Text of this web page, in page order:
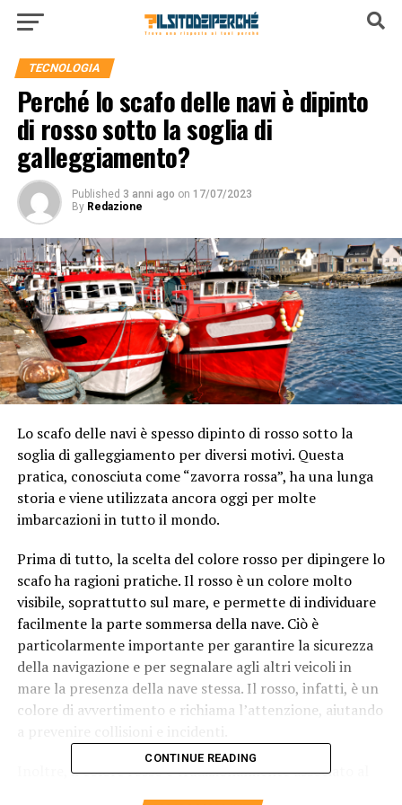
TECNOLOGIA
Perché lo scafo delle navi è dipinto
di rosso sotto la soglia di
galleggiamento?
Published 3 anni ago on 17/07/2023
By Redazione
Lo scafo delle navi è spesso dipinto di rosso sotto la
soglia di galleggiamento per diversi motivi. Questa
pratica, conosciuta come “zavorra rossa”, ha una lunga
storia e viene utilizzata ancora oggi per molte
imbarcazioni in tutto il mondo.
Prima di tutto, la scelta del colore rosso per dipingere lo
scafo ha ragioni pratiche. Il rosso è un colore molto
visibile, soprattutto sul mare, e permette di individuare
facilmente la parte sommersa della nave. Ciò è
particolarmente importante per garantire la sicurezza
della navigazione e per segnalare agli altri veicoli in
mare la presenza della nave stessa. Il rosso, infatti, è un
colore di avvertimento e richiama l’attenzione, aiutando
Inoltre, il colore rosso è tradizionalmente associato al
CONTINUE READING